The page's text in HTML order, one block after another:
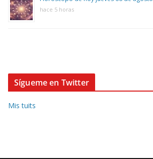
hace 5 horas
Sígueme en Twitter
Mis tuits